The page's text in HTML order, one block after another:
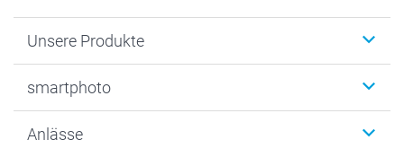
Unsere Produkte
Fotogeschenke
MyNameBook
smartphoto
Warum smartphoto
Anlässe